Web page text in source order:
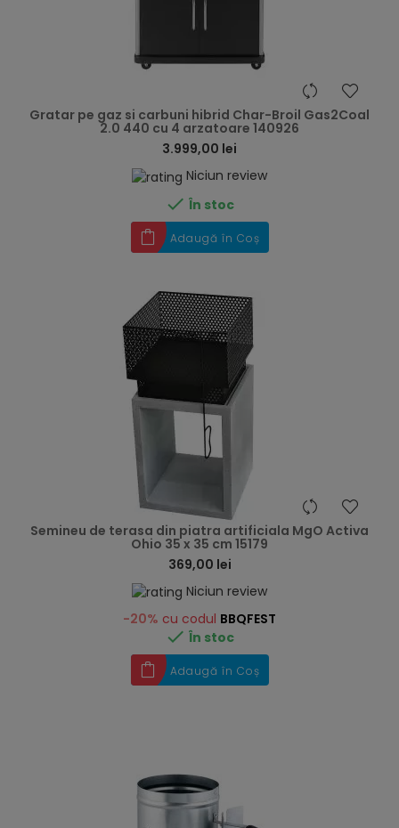
Gratar pe gaz si carbuni hibrid Char-Broil Gas2Coal
2.0 440 cu 4 arzatoare 140926
3.999,00 lei
Niciun review
 În stoc
Adaugă în Coș
Semineu de terasa din piatra artificiala MgO Activa
Ohio 35 x 35 cm 15179
369,00 lei
Niciun review
-20% cu codul BBQFEST
 În stoc
Adaugă în Coș